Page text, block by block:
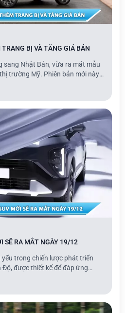
BỊ VÀ TĂNG GIÁ BÁN
sang Nhật Bản, vừa ra mắt mẫu
trường Mỹ. Phiên bản mới này
GX, với giá bán tăng nhẹ cùng
được bổ sung.
SẼ RA MẮT NGÀY 19/12
trong chiến lược phát triển
được thiết kế để đáp ứng
người tiêu dùng địa phương,
hấp dẫn trên toàn cầu. Mẫu xe
giữa c